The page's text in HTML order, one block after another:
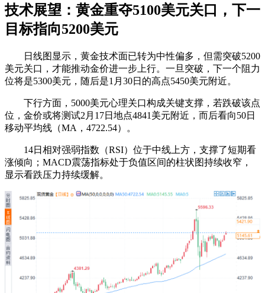
技术展望：黄金重夺5100美元关口，下一
目标指向5200美元
日线图显示，黄金技术面已转为中性偏多，但需突破5200
美元关口，才能推动金价进一步上行。一旦突破，下一个阻力
位将是5300美元，随后是1月30日的高点5450美元附近。
下行方面，5000美元心理关口构成关键支撑，若跌破该点
位，金价或将测试2月17日地点4841美元附近，而后看向50日
移动平均线（MA，4722.54）。
14日相对强弱指数（RSI）位于中线上方，支撑了短期看
涨倾向；MACD震荡指标处于负值区间的柱状图持续收窄，
显示看跌压力持续缓解。